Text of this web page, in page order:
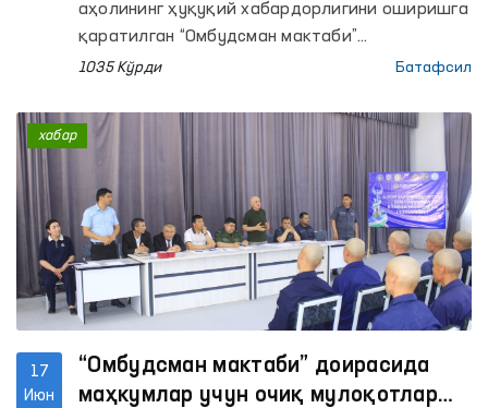
аҳолининг ҳуқуқий хабардорлигини оширишга
қаратилган “Омбудсман мактаби”
платформаси доирасида ҳудудларда аҳоли
1035 Кўрди Батафсил
17
Июн
“Омбудсман мактаби” доирасида
маҳкумлар учун очиқ мулоқотлар
хабар